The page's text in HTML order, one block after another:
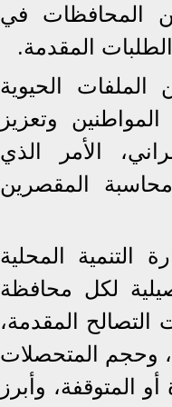
المحافظات في
المقدمة.
الحيوية
وتعزيز
الأمر الذي
المقصرين
المحلية
لكل محافظة
التصالح المقدمة،
وحجم المتحصلات
المتوقفة، وأبرز